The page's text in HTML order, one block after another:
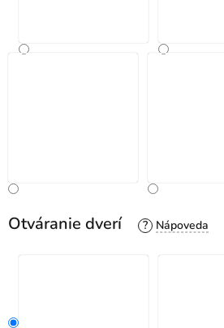
Otváranie dverí ?